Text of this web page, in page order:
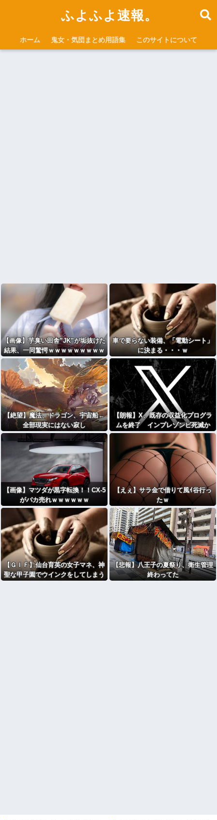
ふよふよ速報。
ホーム 鬼女・気団まとめ用語集 このサイトについて
【画像】芋臭い田舎”JK”が垢抜けた
結果、一同驚愕ｗｗｗｗｗｗｗｗｗ
ｗｗｗ
車で要らない装備、「電動シート」
に決まる・・・ｗ
【絶望】魔法、ドラゴン、宇宙船←
全部現実にはない寂し
さ・・・・・・・・・
【朗報】X、既存の収益化プログラ
ムを終了 インプレゾンビ死滅か
【画像】マツダが黒字転換！！CX-5
がバカ売れｗｗｗｗｗｗ
【えぇ】サラ金で借りて風ｲ谷行っ
たｗ
【ＧＩＦ】仙台育英の女子マネ、神
聖な甲子園でウインクをしてしまう
【悲報】八王子の夏祭り、衛生管理
終わってた